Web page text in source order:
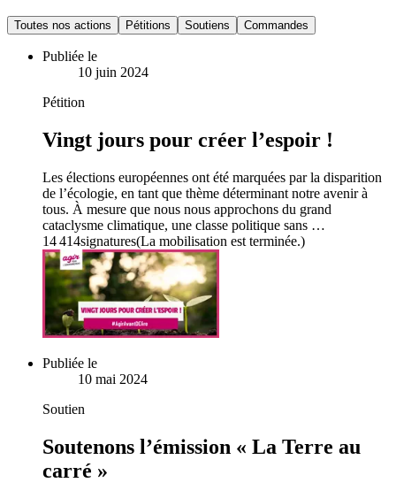
Toutes nos actions Pétitions Soutiens Commandes
Publiée le
10 juin 2024
Pétition
Vingt jours pour créer l’espoir !
Les élections européennes ont été marquées par la disparition
de l’écologie, en tant que thème déterminant notre avenir à
tous. À mesure que nous nous approchons du grand
cataclysme climatique, une classe politique sans …
14 414signatures(La mobilisation est terminée.)
Publiée le
10 mai 2024
Soutien
Soutenons l’émission « La Terre au
carré »